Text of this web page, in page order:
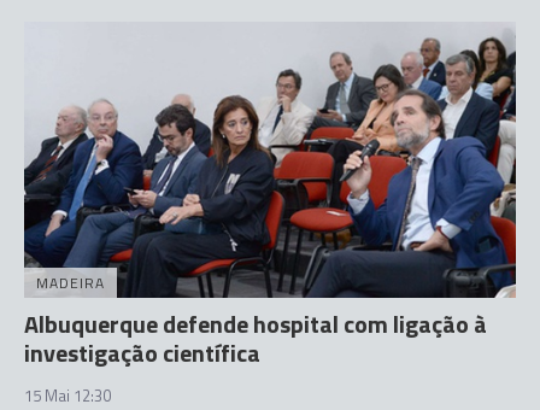
MADEIRA
Albuquerque defende hospital com ligação à
investigação científica
15 Mai 12:30